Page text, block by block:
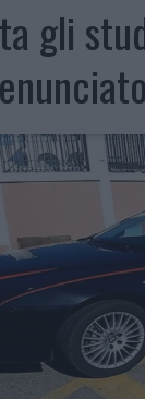
gli